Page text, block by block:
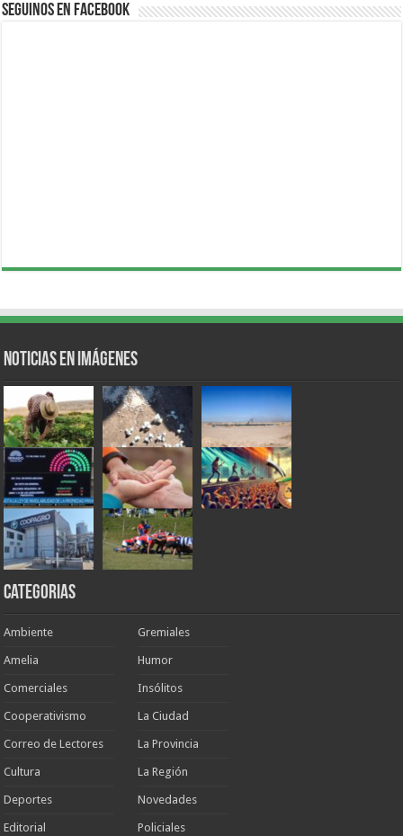
Seguinos en Facebook
Noticias en Imágenes
Categorias
Ambiente
Amelia
Comerciales
Cooperativismo
Correo de Lectores
Cultura
Deportes
Editorial
Gremiales
Humor
Insólitos
La Ciudad
La Provincia
La Región
Novedades
Policiales